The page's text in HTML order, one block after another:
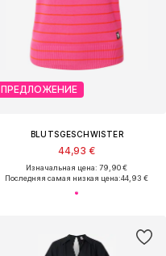
ПРЕДЛОЖЕНИЕ
BLUTSGESCHWISTER
44,93 €
Изначальная цена: 79,90 €
Последняя самая низкая цена:44,93 €